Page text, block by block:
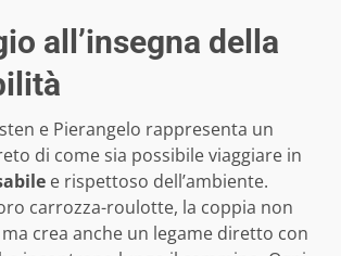
all’insegna della
e Pierangelo rappresenta un
di come sia possibile viaggiare in
e rispettoso dell’ambiente.
carrozza-roulotte, la coppia non
crea anche un legame diretto con